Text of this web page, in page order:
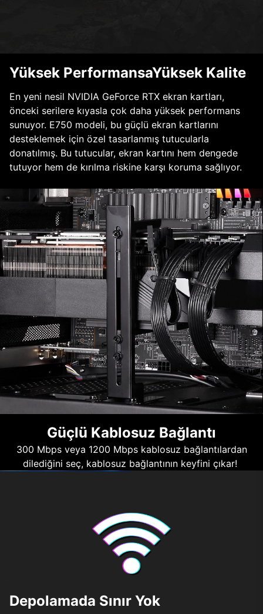
Yüksek PerformansaYüksek Kalite
En yeni nesil NVIDIA GeForce RTX ekran kartları,
önceki serilere kıyasla çok daha yüksek performans
sunuyor. E750 modeli, bu güçlü ekran kartlarını
desteklemek için özel tasarlanmış tutucularla
donatılmış. Bu tutucular, ekran kartını hem dengede
tutuyor hem de kırılma riskine karşı koruma sağlıyor.
Güçlü Kablosuz Bağlantı
300 Mbps veya 1200 Mbps kablosuz bağlantılardan
dilediğini seç, kablosuz bağlantının keyfini çıkar!
Depolamada Sınır Yok